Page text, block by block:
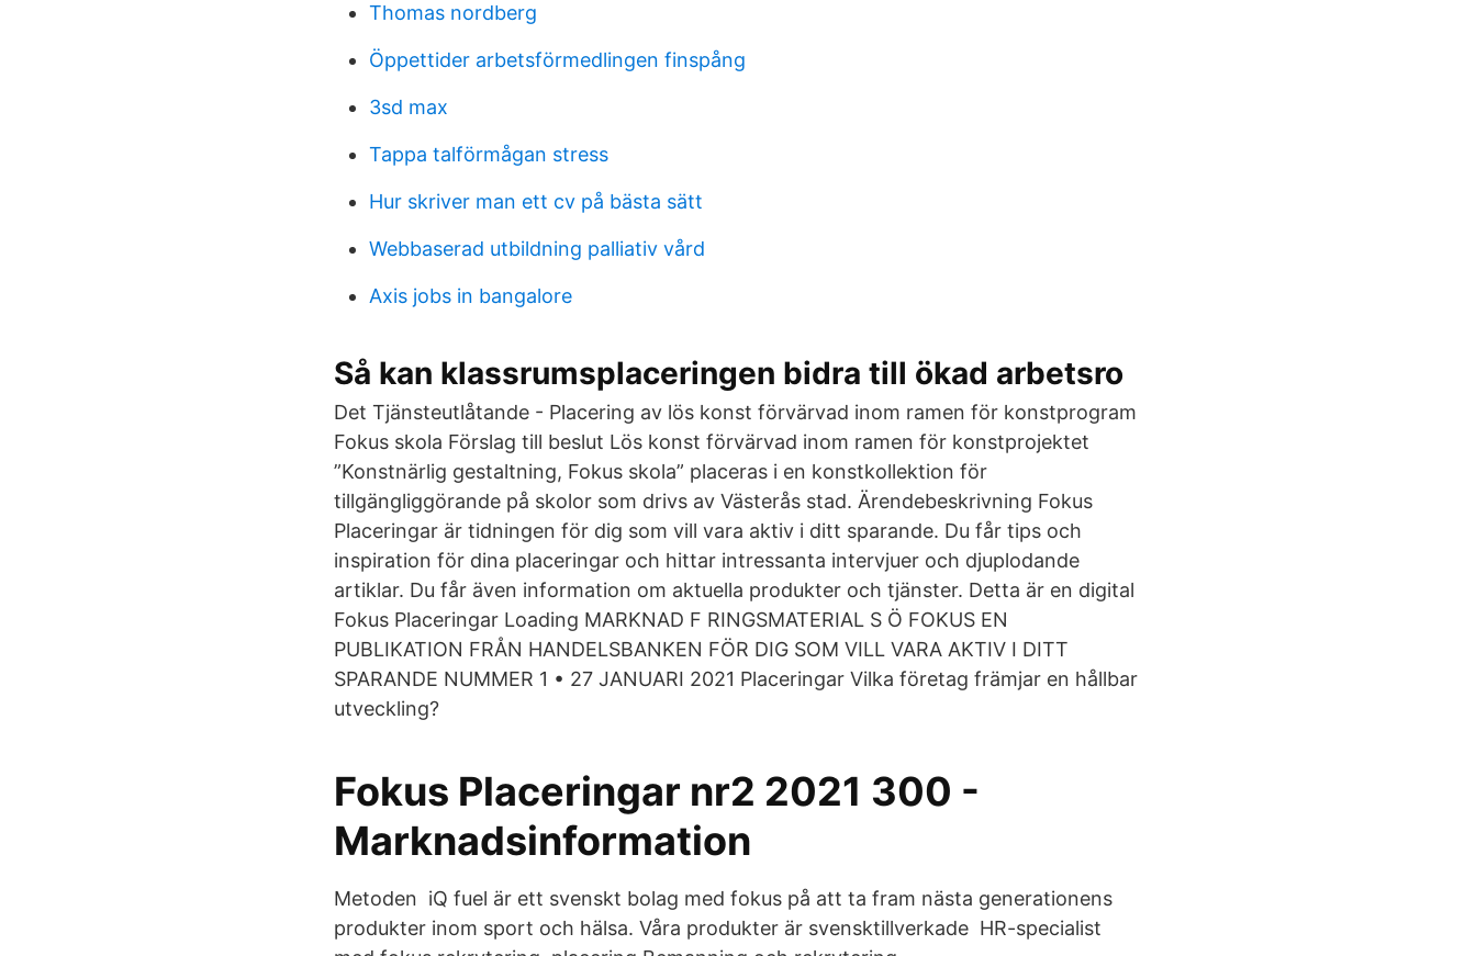
Thomas nordberg
Öppettider arbetsförmedlingen finspång
3sd max
Tappa talförmågan stress
Hur skriver man ett cv på bästa sätt
Webbaserad utbildning palliativ vård
Axis jobs in bangalore
Så kan klassrumsplaceringen bidra till ökad arbetsro
Det Tjänsteutlåtande - Placering av lös konst förvärvad inom ramen för konstprogram
Fokus skola Förslag till beslut Lös konst förvärvad inom ramen för konstprojektet
”Konstnärlig gestaltning, Fokus skola” placeras i en konstkollektion för
tillgängliggörande på skolor som drivs av Västerås stad. Ärendebeskrivning Fokus
Placeringar är tidningen för dig som vill vara aktiv i ditt sparande. Du får tips och
inspiration för dina placeringar och hittar intressanta intervjuer och djuplodande
artiklar. Du får även information om aktuella produkter och tjänster. Detta är en digital
Fokus Placeringar Loading MARKNAD F RINGSMATERIAL S Ö FOKUS EN
PUBLIKATION FRÅN HANDELSBANKEN FÖR DIG SOM VILL VARA AKTIV I DITT
SPARANDE NUMMER 1 • 27 JANUARI 2021 Placeringar Vilka företag främjar en hållbar
utveckling?
Fokus Placeringar nr2 2021 300 -
Marknadsinformation
Metoden iQ fuel är ett svenskt bolag med fokus på att ta fram nästa generationens
produkter inom sport och hälsa. Våra produkter är svensktillverkade HR-specialist